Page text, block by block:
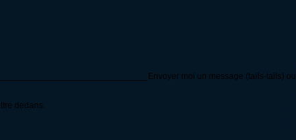
moi un message (tails-tails) ou
dedans.